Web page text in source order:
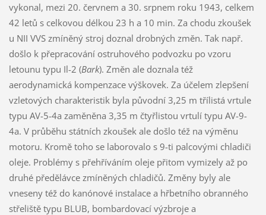
vykonal, mezi 20. červnem a 30. srpnem roku 1943, celkem
42 letů s celkovou délkou 23 h a 10 min. Za chodu zkoušek
u NII VVS zmíněný stroj doznal drobných změn. Tak např.
došlo k přepracování ostruhového podvozku po vzoru
letounu typu Il-2 (Bark). Změn ale doznala též
aerodynamická kompenzace výškovek. Za účelem zlepšení
vzletových charakteristik byla původní 3,25 m třílistá vrtule
typu AV-5-4a zaměněna 3,35 m čtyřlistou vrtulí typu AV-9-
4a. V průběhu státních zkoušek ale došlo též na výměnu
motoru. Kromě toho se laborovalo s 9-ti palcovými chladiči
oleje. Problémy s přehříváním oleje přitom vymizely až po
druhé předělávce zmíněných chladičů. Změny byly ale
vneseny též do kanónové instalace a hřbetního obranného
střeliště typu BLUB, bombardovací výzbroje a